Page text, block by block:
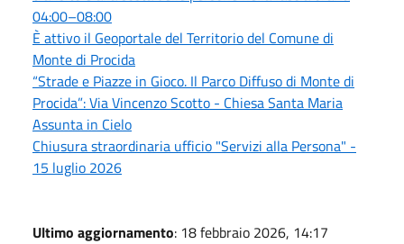
04:00–08:00
È attivo il Geoportale del Territorio del Comune di
Monte di Procida
“Strade e Piazze in Gioco. Il Parco Diffuso di Monte di
Procida”: Via Vincenzo Scotto - Chiesa Santa Maria
Assunta in Cielo
Chiusura straordinaria ufficio "Servizi alla Persona" -
15 luglio 2026
Ultimo aggiornamento: 18 febbraio 2026, 14:17